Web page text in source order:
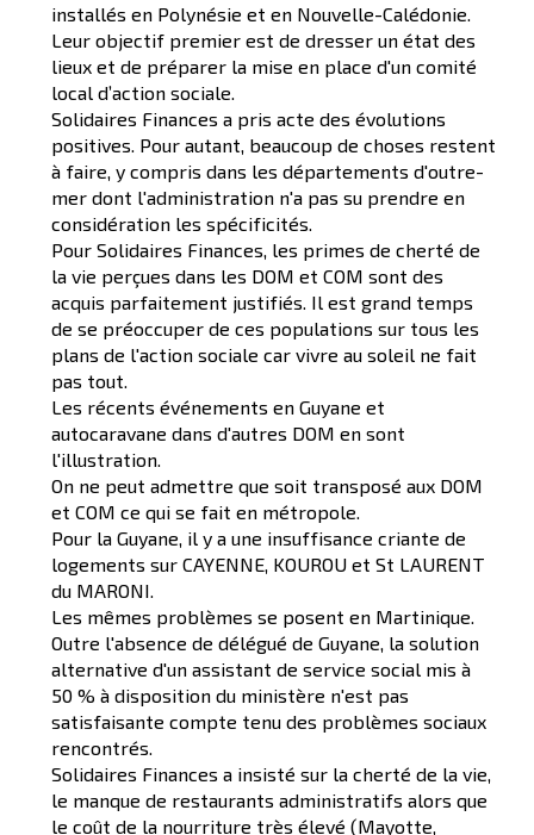
installés en Polynésie et en Nouvelle-Calédonie.
Leur objectif premier est de dresser un état des
lieux et de préparer la mise en place d'un comité
local d’action sociale.
Solidaires Finances a pris acte des évolutions
positives. Pour autant, beaucoup de choses restent
à faire, y compris dans les départements d'outre-
mer dont l'administration n'a pas su prendre en
considération les spécificités.
Pour Solidaires Finances, les primes de cherté de
la vie perçues dans les DOM et COM sont des
acquis parfaitement justifiés. Il est grand temps
de se préoccuper de ces populations sur tous les
plans de l'action sociale car vivre au soleil ne fait
pas tout.
Les récents événements en Guyane et
autocaravane dans d'autres DOM en sont
l'illustration.
On ne peut admettre que soit transposé aux DOM
et COM ce qui se fait en métropole.
Pour la Guyane, il y a une insuffisance criante de
logements sur CAYENNE, KOUROU et St LAURENT
du MARONI.
Les mêmes problèmes se posent en Martinique.
Outre l'absence de délégué de Guyane, la solution
alternative d'un assistant de service social mis à
50 % à disposition du ministère n'est pas
satisfaisante compte tenu des problèmes sociaux
rencontrés.
Solidaires Finances a insisté sur la cherté de la vie,
le manque de restaurants administratifs alors que
le coût de la nourriture très élevé (Mayotte,